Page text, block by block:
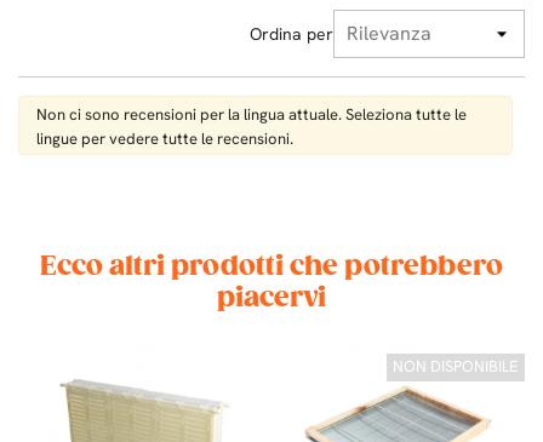
Ordina per
Non ci sono recensioni per la lingua attuale. Seleziona tutte le
lingue per vedere tutte le recensioni.
Ecco altri prodotti che potrebbero
piacervi
NON DISPONIBILE